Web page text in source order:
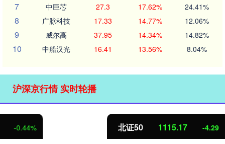
7 中巨芯 27.3 17.62% 24.41%
8 广脉科技 17.33 14.77% 12.06%
9 威尔高 37.95 14.34% 14.82%
10 中船汉光 16.41 13.56% 8.04%
沪深京行情 实时轮播
-4.29 -0.38%